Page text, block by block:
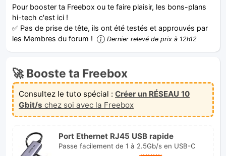
Pour booster ta Freebox ou te faire plaisir, les bons-plans
hi-tech c'est ici !
✅ Pas de prise de tête, ils ont été testés et approuvés par
les Membres du forum !
Dernier relevé de prix à 12h12
🚀 Booste ta Freebox
Consultez le tuto spécial : Créer un RÉSEAU 10
Gbit/s chez soi avec la Freebox
Port Ethernet RJ45 USB rapide
Passe facilement de 1 à 2.5Gb/s en USB-C